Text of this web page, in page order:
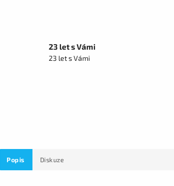
23 let s Vámi
23 let s Vámi
Popis Diskuze